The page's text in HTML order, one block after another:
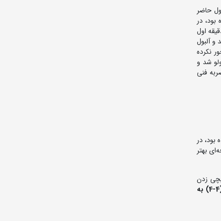
حاضر
داده بود، در
اول
و آلبول
نکرده
ولو شد و
فنی
که در جام جهانی 1958 صوفیه دوم شده بود، در
او در مقابل کیانی در 6 دقیقه اول نتیجه‌ای بهتر
و با قیچی زدن
بدین ترتیب سومین مسابقه تیم ایران با شوروی هم با تساوی (4-4) به